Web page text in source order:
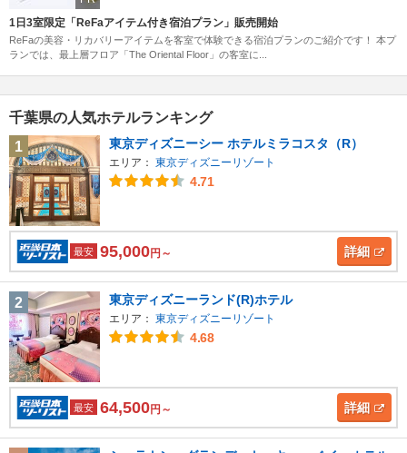
1日3室限定「ReFaアイテム付き宿泊プラン」販売開始
ReFaの美容・リカバリーアイテムを客室で体験できる宿泊プランのご紹介です！ 本プ
ランでは、最上層フロア「The Oriental Floor」の客室に...
千葉県の人気ホテルランキング
1
東京ディズニーシー ホテルミラコスタ（R）
エリア： 東京ディズニーリゾート
4.71
最安 95,000円～ 詳細
2 東京ディズニーランド(R)ホテル
エリア： 東京ディズニーリゾート
4.68
最安 64,500円～ 詳細